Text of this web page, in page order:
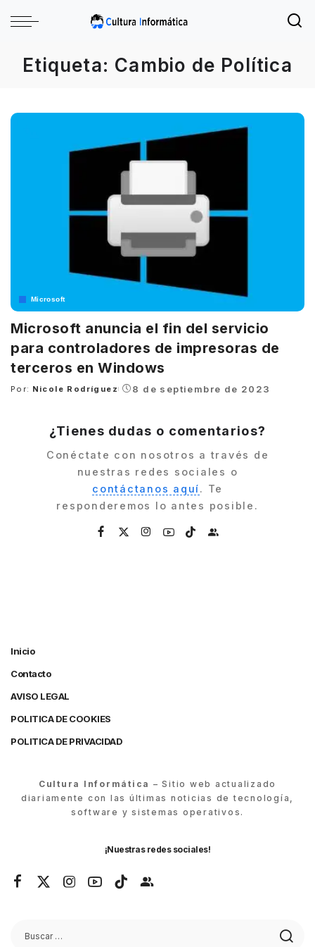
Etiqueta: Cambio de Política
Microsoft
Microsoft anuncia el fin del servicio
para controladores de impresoras de
terceros en Windows
Posted
Por: Nicole Rodríguez 8 de septiembre de 2023
¿Tienes dudas o comentarios?
Conéctate con nosotros a través de
nuestras redes sociales o
contáctanos aquí. Te
responderemos lo antes posible.
Inicio
Contacto
AVISO LEGAL
POLITICA DE COOKIES
POLITICA DE PRIVACIDAD
Cultura Informática – Sitio web actualizado
diariamente con las últimas noticias de tecnología,
software y sistemas operativos.
¡Nuestras redes sociales!